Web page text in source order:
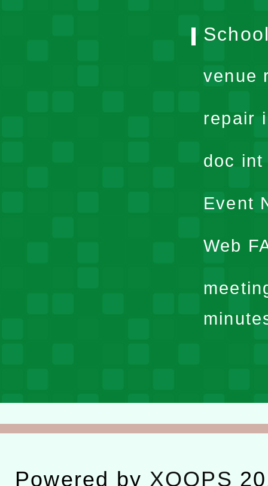
venue
repair
doc
Event
Web
Powered by XOOPS